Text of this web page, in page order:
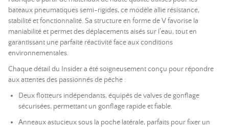
bateaux pneumatiques semi-rigides, ce modèle allie résistance,
stabilité et fonctionnalité. Sa structure en forme de V favorise la
maniabilité et permet des déplacements aisés sur l’eau, tout en
garantissant une parfaite réactivité face aux conditions
environnementales.
Chaque détail du Insider a été soigneusement conçu pour répondre
aux attentes des passionnés de pêche :
Deux flotteurs indépendants, équipés de valves de gonflage
sécurisées, permettant un gonflage rapide et fiable.
Anneaux astucieux sous la poche latérale, parfaits pour fixer un